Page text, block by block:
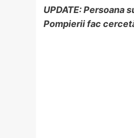
UPDATE: Persoana
Pompierii fac